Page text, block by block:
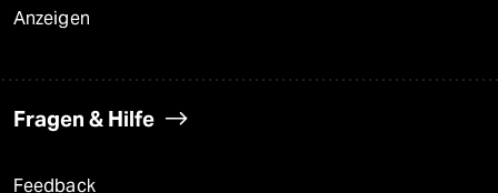
Anzeigen
Fragen & Hilfe
Feedback